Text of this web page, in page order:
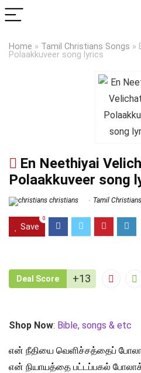
Home » Tamil Christians Songs »
Polaakkuveer song lyrics
En Neethiyai
Polaakkuveer song
christians Tamil
Save
0
Deal Score +13
Shop Now: Bible, songs & etc
என் நீதியை வெளிச்சத்தைப்
என் நியாயத்தை பட்டப்பகல்